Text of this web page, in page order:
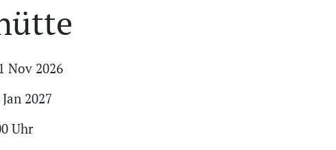
Nov 2026
2027
Uhr